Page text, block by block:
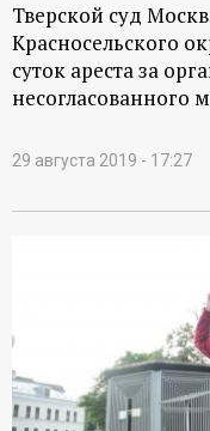
Тверской суд
Красносельского
суток ареста за
несогласованного
29 августа 2019 - 17:27